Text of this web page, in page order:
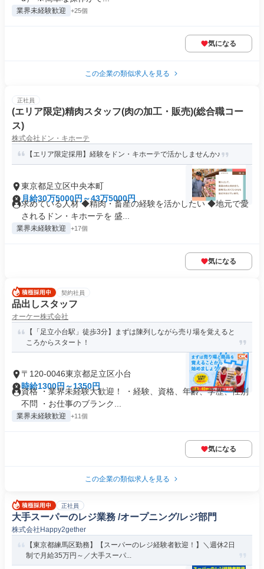
業界未経験歓迎 +25個
気になる
この企業の類似求人を見る
正社員
(エリア限定)精肉スタッフ(肉の加工・販売)(総合職コー
ス)
株式会社ドン・キホーテ
【エリア限定採用】経験をドン・キホーテで活かしませんか♪
東京都足立区中央本町
月給30万5000円～43万5000円
求めている人材 ◆精肉・畜産の経験を活かしたい ◆地元で愛
されるドン・キホーテを 盛...
業界未経験歓迎 +17個
気になる
契約社員
品出しスタッフ
オーケー株式会社
【「足立小台駅」徒歩3分】まずは陳列しながら売り場を覚えると
ころからスタート！
〒120-0046東京都足立区小台
時給1300円～1350円
資格 ・業界未経験大歓迎！ ・経験、資格、年齢、学歴、性別
不問 ・お仕事のブランク...
業界未経験歓迎 +11個
気になる
この企業の類似求人を見る
正社員
大手スーパーのレジ業務 /オープニング/レジ部門
株式会社Happy2gether
【東京都練馬区勤務】【スーパーのレジ経験者歓迎！】＼週休2日
制で月給35万円～／大手スーパ...